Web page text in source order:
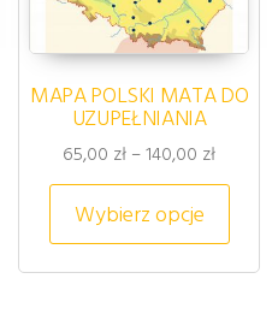
produkt ma wiele
MAPA POLSKI MATA DO
UZUPEŁNIANIA
65,00 zł –140,00 złZakres
Wybierz opcje
Ten